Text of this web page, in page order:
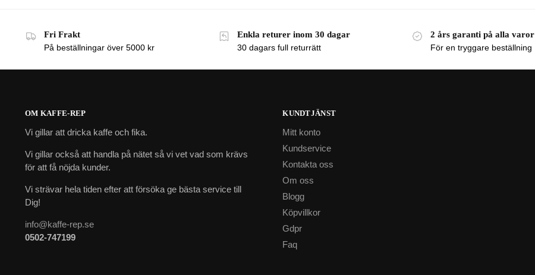
Fri Frakt
På beställningar över 5000 kr
Enkla returer inom 30 dagar
30 dagars full returrätt
2 års garanti på alla varor
För en tryggare beställning
OM KAFFE-REP
Vi gillar att dricka kaffe och fika.
Vi gillar också att handla på nätet så vi vet vad som krävs
för att få nöjda kunder.
Vi strävar hela tiden efter att försöka ge bästa service till
Dig!
info@kaffe-rep.se
0502-747199
KUNDTJÄNST
Mitt konto
Kundservice
Kontakta oss
Om oss
Blogg
Köpvillkor
Gdpr
Faq